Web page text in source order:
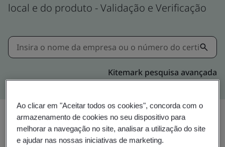
local e do produto - Validação e Verificação
Kitemark pesquisa avançada
Compartilhar: Download
Ao clicar em "Aceitar todos os cookies", concorda com o
armazenamento de cookies no seu dispositivo para
melhorar a navegação no site, analisar a utilização do site
e ajudar nas nossas iniciativas de marketing.